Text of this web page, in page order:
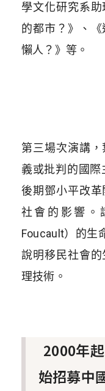
學文化研究系
的都市？》、
懶人？》等。
第三場次演講
義或批判的國
後期鄧小平改
社會的影響。
Foucault）的生
說明移民社會
理技術。
2000年
始招募中